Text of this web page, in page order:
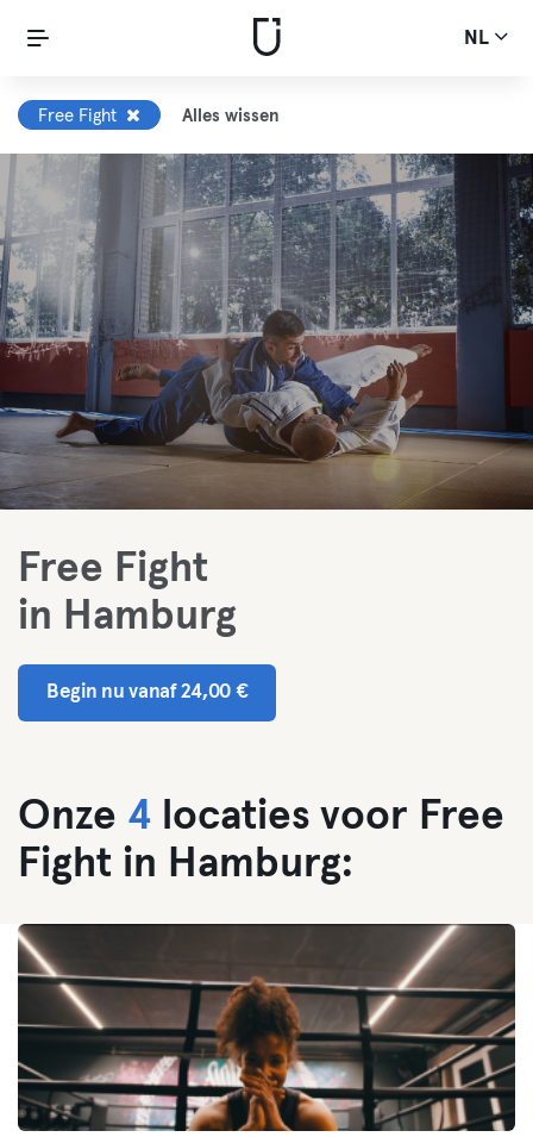
NL
Free Fight Alles wissen
Free Fight
in Hamburg
Begin nu vanaf 24,00 €
Onze 4 locaties voor Free
Fight in Hamburg: